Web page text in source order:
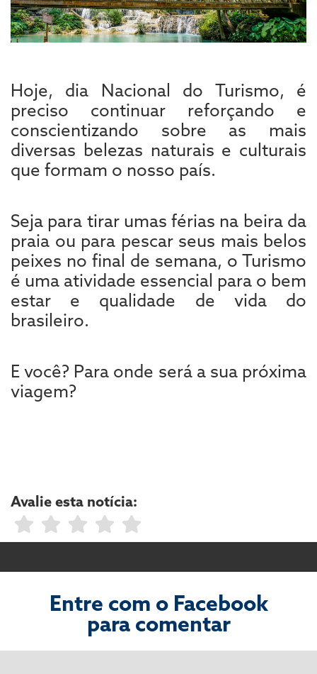
Hoje, dia Nacional do Turismo, é
preciso continuar reforçando e
conscientizando sobre as mais
diversas belezas naturais e culturais
que formam o nosso país.
Seja para tirar umas férias na beira da
praia ou para pescar seus mais belos
peixes no final de semana, o Turismo
é uma atividade essencial para o bem
estar e qualidade de vida do
brasileiro.
E você? Para onde será a sua próxima
viagem?
Avalie esta notícia:
Entre com o Facebook
para comentar